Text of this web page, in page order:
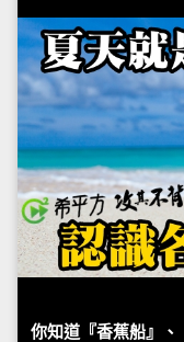
你知道『香蕉船』、